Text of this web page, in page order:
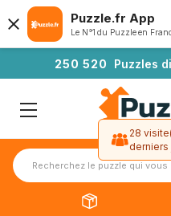
250 520 Puzzles
Puzzle.fr App
Le N°1 du Puzzle en
28
derniers